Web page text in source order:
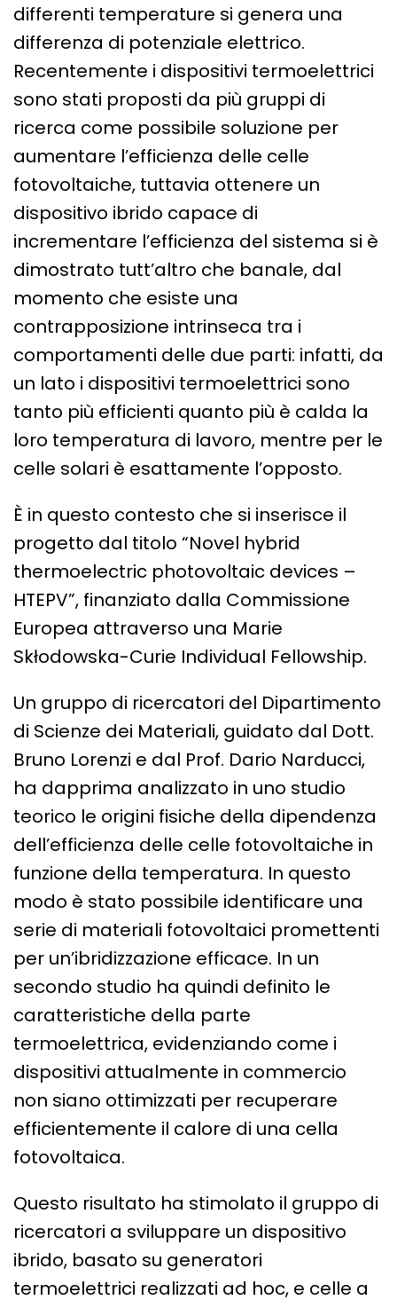
differenti temperature si genera una
differenza di potenziale elettrico.
Recentemente i dispositivi termoelettrici
sono stati proposti da più gruppi di
ricerca come possibile soluzione per
aumentare l’efficienza delle celle
fotovoltaiche, tuttavia ottenere un
dispositivo ibrido capace di
incrementare l’efficienza del sistema si è
dimostrato tutt’altro che banale, dal
momento che esiste una
contrapposizione intrinseca tra i
comportamenti delle due parti: infatti, da
un lato i dispositivi termoelettrici sono
tanto più efficienti quanto più è calda la
loro temperatura di lavoro, mentre per le
celle solari è esattamente l’opposto.
È in questo contesto che si inserisce il
progetto dal titolo “Novel hybrid
thermoelectric photovoltaic devices –
HTEPV”, finanziato dalla Commissione
Europea attraverso una Marie
Skłodowska-Curie Individual Fellowship.
Un gruppo di ricercatori del Dipartimento
di Scienze dei Materiali, guidato dal Dott.
Bruno Lorenzi e dal Prof. Dario Narducci,
ha dapprima analizzato in uno studio
teorico le origini fisiche della dipendenza
dell’efficienza delle celle fotovoltaiche in
funzione della temperatura. In questo
modo è stato possibile identificare una
serie di materiali fotovoltaici promettenti
per un’ibridizzazione efficace. In un
secondo studio ha quindi definito le
caratteristiche della parte
termoelettrica, evidenziando come i
dispositivi attualmente in commercio
non siano ottimizzati per recuperare
efficientemente il calore di una cella
fotovoltaica.
Questo risultato ha stimolato il gruppo di
ricercatori a sviluppare un dispositivo
ibrido, basato su generatori
termoelettrici realizzati ad hoc, e celle a